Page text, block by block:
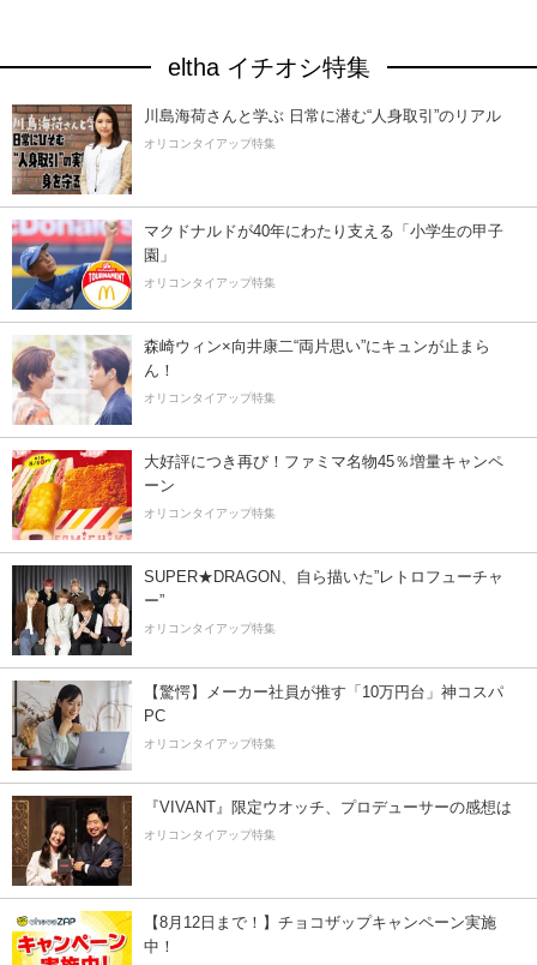
eltha イチオシ特集
川島海荷さんと学ぶ 日常に潜む“人身取引”のリアル
オリコンタイアップ特集
マクドナルドが40年にわたり支える「小学生の甲子
園」
オリコンタイアップ特集
森崎ウィン×向井康二“両片思い”にキュンが止まら
ん！
オリコンタイアップ特集
大好評につき再び！ファミマ名物45％増量キャンペ
ーン
オリコンタイアップ特集
SUPER★DRAGON、自ら描いた”レトロフューチャ
ー”
オリコンタイアップ特集
【驚愕】メーカー社員が推す「10万円台」神コスパ
PC
オリコンタイアップ特集
『VIVANT』限定ウオッチ、プロデューサーの感想は
オリコンタイアップ特集
【8月12日まで！】チョコザップキャンペーン実施
中！